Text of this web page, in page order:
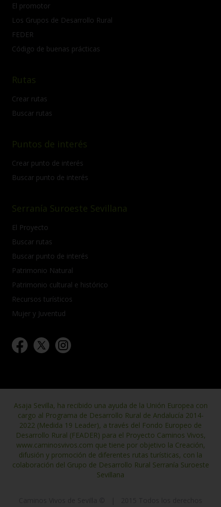
El promotor
Los Grupos de Desarrollo Rural
FEDER
Código de buenas prácticas
Rutas
Crear rutas
Buscar rutas
Puntos de interés
Crear punto de interés
Buscar punto de interés
Serranía Suroeste Sevillana
El Proyecto
Buscar rutas
Buscar punto de interés
Patrimonio Natural
Patrimonio cultural e histórico
Recursos turísticos
Mujer y Juventud
Asaja Sevilla, ha recibido una ayuda de la Unión Europea con
cargo al Programa de Desarrollo Rural de Andalucía 2014-
2022 (Medida 19 Leader), a través del Fondo Europeo de
Desarrollo Rural (FEADER) para el Proyecto Caminos Vivos,
www.caminosvivos.com que tiene por objetivo la Creación,
difusión y promoción de diferentes rutas turísticas, con la
colaboración del Grupo de Desarrollo Rural Serranía Suroeste
Sevillana